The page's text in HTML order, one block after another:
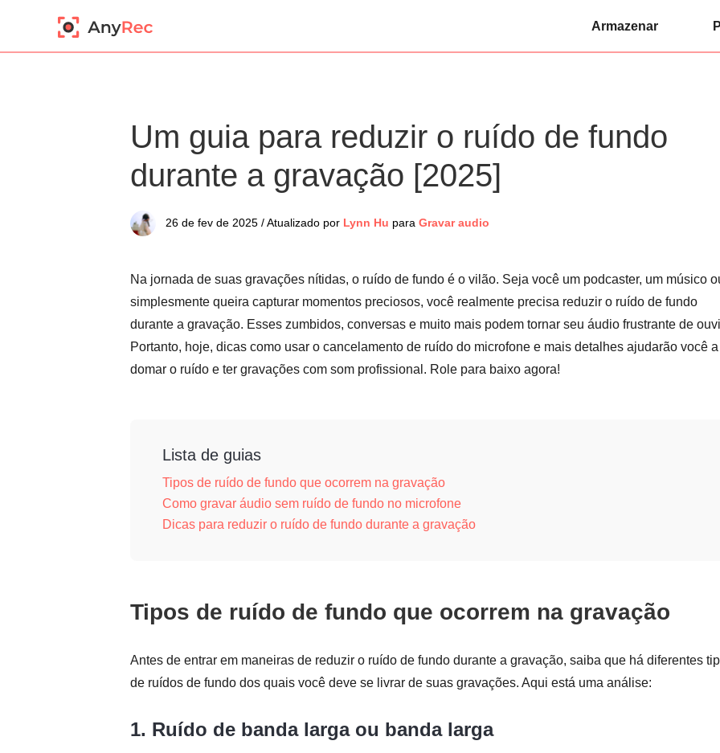
Armazenar
Um guia para reduzir o ruído de fundo
durante a gravação [2025]
26 de fev de 2025 / Atualizado por Lynn Hu para Gravar audio
Na jornada de suas gravações nítidas, o ruído de fundo é o vilão. Seja você um podcaster, um músico
simplesmente queira capturar momentos preciosos, você realmente precisa reduzir o ruído de fundo
durante a gravação. Esses zumbidos, conversas e muito mais podem tornar seu áudio frustrante de
Portanto, hoje, dicas como usar o cancelamento de ruído do microfone e mais detalhes ajudarão você a
domar o ruído e ter gravações com som profissional. Role para baixo agora!
Lista de guias
Tipos de ruído de fundo que ocorrem na gravação
Como gravar áudio sem ruído de fundo no microfone
Dicas para reduzir o ruído de fundo durante a gravação
Tipos de ruído de fundo que ocorrem na gravação
Antes de entrar em maneiras de reduzir o ruído de fundo durante a gravação, saiba que há diferentes
de ruídos de fundo dos quais você deve se livrar de suas gravações. Aqui está uma análise:
1. Ruído de banda larga ou banda larga